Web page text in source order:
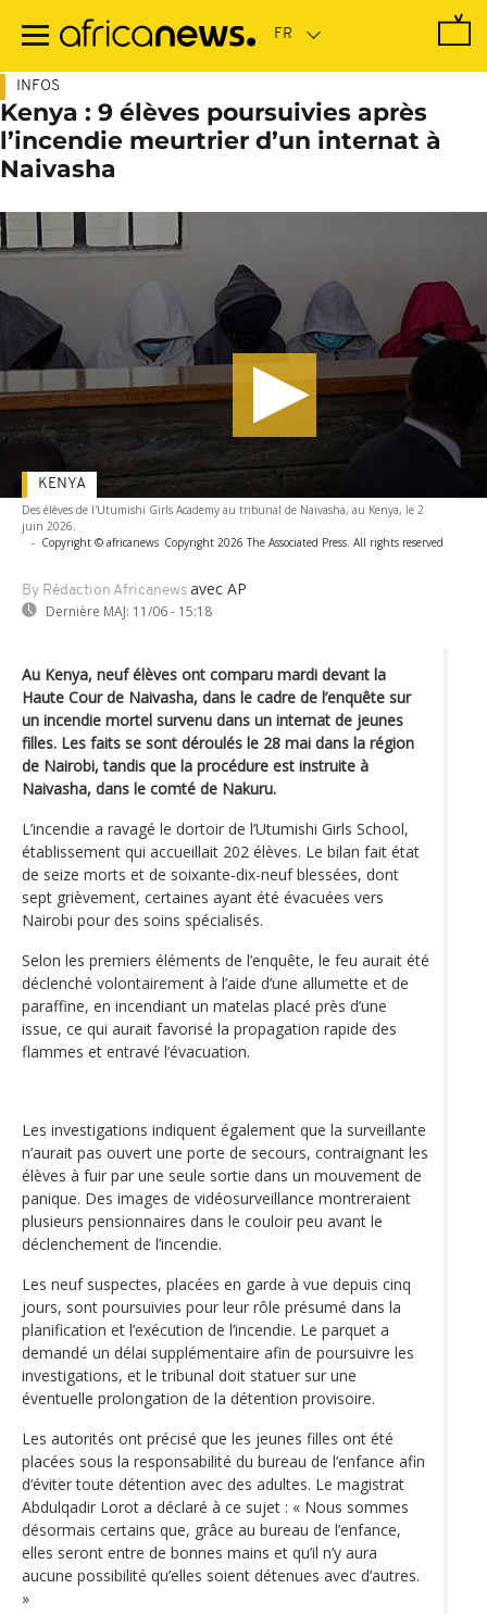
contenu
INFOS
Kenya : 9 élèves poursuivies après
l’incendie meurtrier d’un internat à
Naivasha
Des élèves de l'Utumishi Girls Academy au tribunal de Naivasha, au Kenya, le 2
juin 2026.
- Copyright © africanews Copyright 2026 The Associated Press. All rights reserved
By Rédaction Africanews avec AP
Dernière MAJ: 11/06 - 15:18
KENYA
Au Kenya, neuf élèves ont comparu mardi devant la
Haute Cour de Naivasha, dans le cadre de l’enquête sur
un incendie mortel survenu dans un internat de jeunes
filles. Les faits se sont déroulés le 28 mai dans la région
de Nairobi, tandis que la procédure est instruite à
Naivasha, dans le comté de Nakuru.
L’incendie a ravagé le dortoir de l’Utumishi Girls School,
établissement qui accueillait 202 élèves. Le bilan fait état
de seize morts et de soixante-dix-neuf blessées, dont
sept grièvement, certaines ayant été évacuées vers
Nairobi pour des soins spécialisés.
Selon les premiers éléments de l’enquête, le feu aurait été
déclenché volontairement à l’aide d’une allumette et de
paraffine, en incendiant un matelas placé près d’une
issue, ce qui aurait favorisé la propagation rapide des
flammes et entravé l’évacuation.
Les investigations indiquent également que la surveillante
n’aurait pas ouvert une porte de secours, contraignant les
élèves à fuir par une seule sortie dans un mouvement de
panique. Des images de vidéosurveillance montreraient
plusieurs pensionnaires dans le couloir peu avant le
déclenchement de l’incendie.
Les neuf suspectes, placées en garde à vue depuis cinq
jours, sont poursuivies pour leur rôle présumé dans la
planification et l’exécution de l’incendie. Le parquet a
demandé un délai supplémentaire afin de poursuivre les
investigations, et le tribunal doit statuer sur une
éventuelle prolongation de la détention provisoire.
Les autorités ont précisé que les jeunes filles ont été
placées sous la responsabilité du bureau de l’enfance afin
d’éviter toute détention avec des adultes. Le magistrat
Abdulqadir Lorot a déclaré à ce sujet : « Nous sommes
désormais certains que, grâce au bureau de l’enfance,
elles seront entre de bonnes mains et qu’il n’y aura
aucune possibilité qu’elles soient détenues avec d’autres.
»